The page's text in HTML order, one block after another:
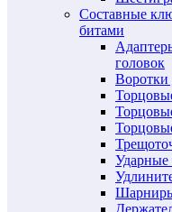
Составные
битами
головок
Воротки
Ударные
Шарниры